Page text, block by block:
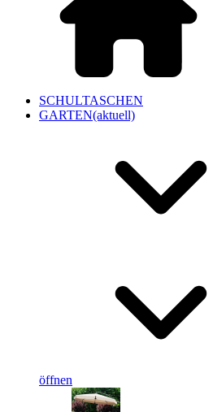
SCHULTASCHEN
GARTEN(aktuell)
öffnen